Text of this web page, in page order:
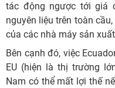
tác động ngược tới giá
nguyên liệu trên toàn
của các nhà máy sản
Bên cạnh đó, việc
EU (hiện là thị trường
Nam có thể mất lợi thế